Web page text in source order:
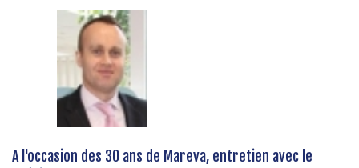
A l'occasion des 30 ans de Mareva, entretien avec le